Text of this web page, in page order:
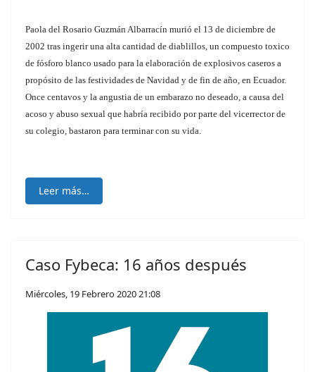
Paola del Rosario Guzmán Albarracín murió el 13 de diciembre de
2002 tras ingerir una alta cantidad de diablillos, un compuesto toxico
de fósforo blanco usado para la elaboración de explosivos caseros a
propósito de las festividades de Navidad y de fin de año, en Ecuador.
Once centavos y la angustia de un embarazo no deseado, a causa del
acoso y abuso sexual que habría recibido por parte del vicerrector de
su colegio, bastaron para terminar con su vida.
Leer más…
Caso Fybeca: 16 años después
Miércoles, 19 Febrero 2020 21:08